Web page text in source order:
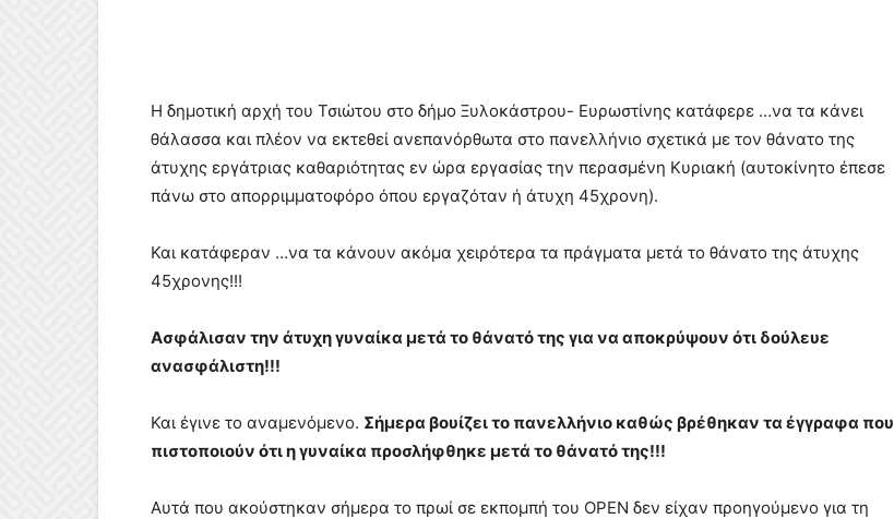
Η δημοτική αρχή του Τσιώτου στο δήμο Ξυλοκάστρου- Ευρωστίνης κατάφερε …να τα κάνει
θάλασσα και πλέον να εκτεθεί ανεπανόρθωτα στο πανελλήνιο σχετικά με τον θάνατο της
άτυχης εργάτριας καθαριότητας εν ώρα εργασίας την περασμένη Κυριακή (αυτοκίνητο έπεσε
πάνω στο απορριμματοφόρο όπου εργαζόταν ή άτυχη 45χρονη).
Και κατάφεραν …να τα κάνουν ακόμα χειρότερα τα πράγματα μετά το θάνατο της άτυχης
45χρονης!!!
Ασφάλισαν την άτυχη γυναίκα μετά το θάνατό της για να αποκρύψουν ότι δούλευε
ανασφάλιστη!!!
Και έγινε το αναμενόμενο. Σήμερα βουίζει το πανελλήνιο καθώς βρέθηκαν τα έγγραφα που
πιστοποιούν ότι η γυναίκα προσλήφθηκε μετά το θάνατό της!!!
Αυτά που ακούστηκαν σήμερα το πρωί σε εκπομπή του OPEN δεν είχαν προηγούμενο για τη